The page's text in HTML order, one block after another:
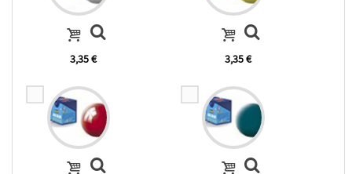
3,35 € 3,35 €